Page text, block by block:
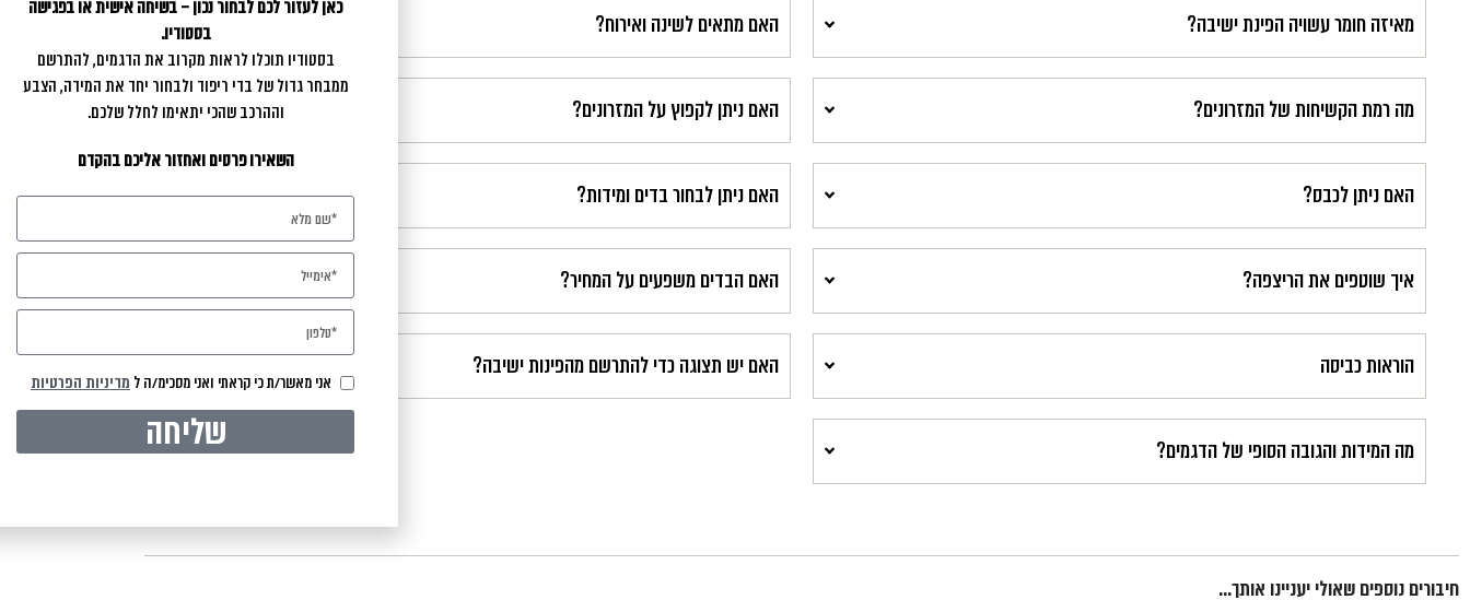
מאיזה חומר עשויה הפינת ישיבה?
מה רמת הקשיחות של המזרונים?
האם ניתן לכבס?
איך שוטפים את הריצפה?
הוראות כביסה
מה המידות והגובה הסופי של הדגמים?
האם מתאים לשינה ואירוח?
האם ניתן לקפוץ על המזרונים?
האם ניתן לבחור בדים ומידות?
האם הבדים משפעים על המחיר?
האם יש תצוגה כדי להתרשם מהפינות ישיבה?
חיבורים נוספים שאולי יעניינו אותך...
כאן לעזור לכם לבחור נכון – בשיחה אישית או בפגישה
בסטודיו.
בסטודיו תוכלו לראות מקרוב את הדגמים, להתרשם
ממבחר גדול של בדי ריפוד ולבחור יחד את המידה, הצבע
וההרכב שהכי יתאימו לחלל שלכם.
השאירו פרטים ואחזור אליכם בהקדם
אני מאשר/ת כי קראתי ואני מסכימ/ה ל מדיניות הפרטיות
שליחה